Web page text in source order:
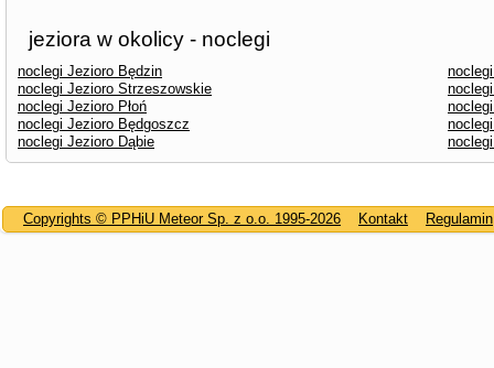
jeziora w okolicy - noclegi
noclegi Jezioro Będzin
noclegi Jezioro Strzeszowskie
noclegi Jezioro Płoń
noclegi Jezioro Będgoszcz
noclegi Jezioro Dąbie
Copyrights © PPHiU Meteor Sp. z o.o. 1995-2026 Kontakt Regulamin